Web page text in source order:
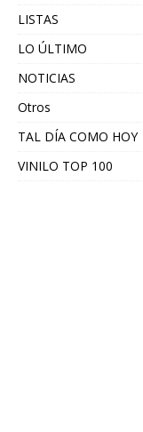
LISTAS
LO ÚLTIMO
NOTICIAS
Otros
TAL DÍA COMO HOY
VINILO TOP 100